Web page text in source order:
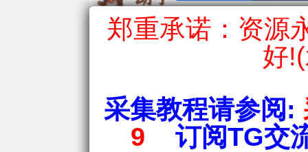
郑重承诺：资源
好
采集教程请参阅:
9
订阅TG交